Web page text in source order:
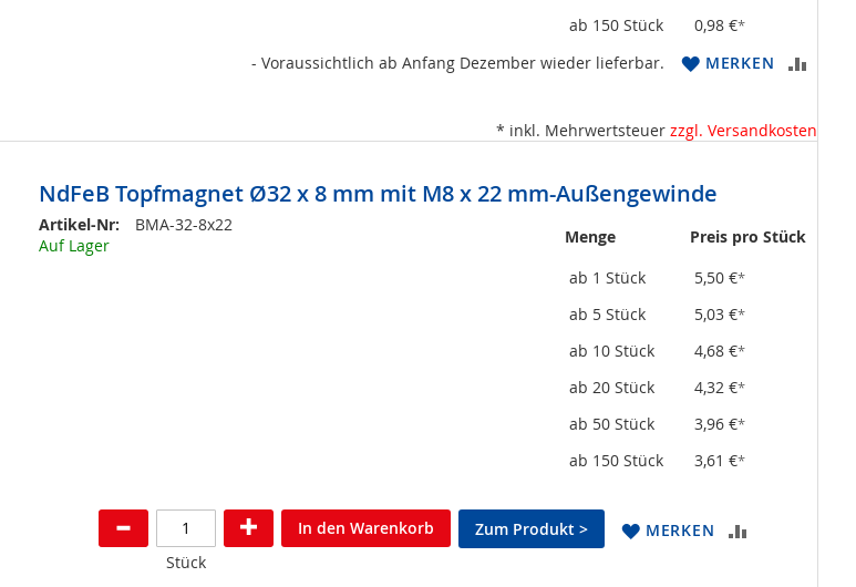
ab 150 Stück 0,98 €*
- Voraussichtlich ab Anfang Dezember wieder lieferbar. MERKEN
* inkl. Mehrwertsteuer zzgl. Versandkosten
NdFeB Topfmagnet Ø32 x 8 mm mit M8 x 22 mm-Außengewinde
Artikel-Nr:
BMA-32-8x22
Auf Lager
Menge
Preis pro Stück
ab 1 Stück
5,50 €*
ab 5 Stück 5,03 €*
ab 10 Stück 4,68 €*
ab 20 Stück 4,32 €*
ab 50 Stück 3,96 €*
ab 150 Stück 3,61 €*
Stück
In den Warenkorb Zum Produkt > MERKEN